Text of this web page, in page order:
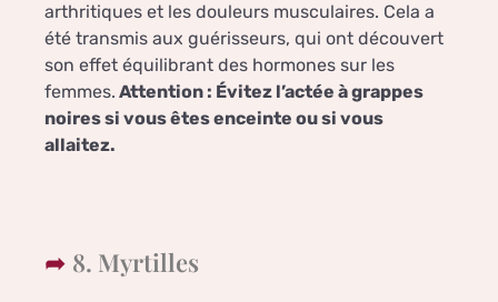
arthritiques et les douleurs musculaires. Cela a
été transmis aux guérisseurs, qui ont découvert
son effet équilibrant des hormones sur les
femmes. Attention : Évitez l’actée à grappes
noires si vous êtes enceinte ou si vous
allaitez.
8. Myrtilles